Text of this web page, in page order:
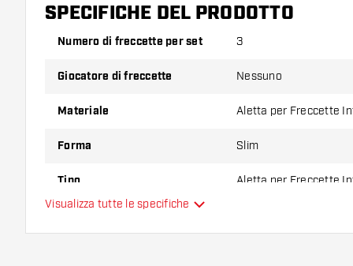
Confezione da 3 pezzi.
astine. Questi possono danneggiarsi o rompersi con
Provate una forma, un materiale o uno spessore
scoprire quale variante vi si addice di più!
SPECIFICHE DEL PRODOTTO
Numero di freccette per set 3
Giocatore di freccette Nessuno
Materiale Aletta per Freccette
Forma Slim
Tipo Aletta per Freccette
Visualizza tutte le specifiche